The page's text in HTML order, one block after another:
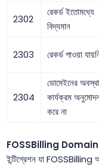
2302
রেকর্ড ইতোমধ্যে
বিদ্যমান
2303 রেকর্ড পাওয়া
2304
ডোমেইনের অবস্থা
কার্যক্রম
করে না
FOSSBilling Domain
ইন্টিগ্রেশন যা FOSSBilling